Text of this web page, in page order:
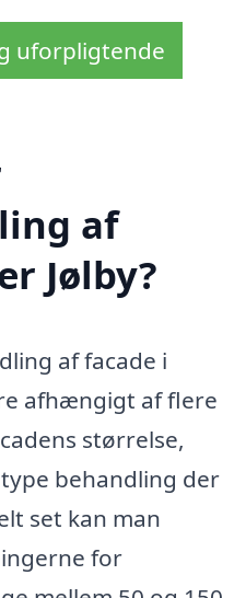
uforpligtende
af
Jølby?
af facade i
afhængigt af flere
størrelse,
behandling der
set kan man
for